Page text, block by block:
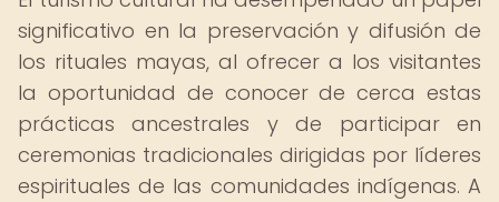
significativo en la preservación y difusión de
los rituales mayas, al ofrecer a los visitantes
la oportunidad de conocer de cerca estas
prácticas ancestrales y de participar en
ceremonias tradicionales dirigidas por líderes
espirituales de las comunidades indígenas. A